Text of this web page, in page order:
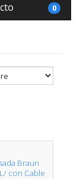
0
Braun
con Cable